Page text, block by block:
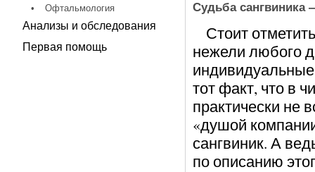
•
Офтальмология
Анализы и обследования
Первая помощь
Судьба сангвиника
Стоит
нежели любого
индивидуальные
тот факт, что в
практически не
«душой
сангвиник. А
по описанию